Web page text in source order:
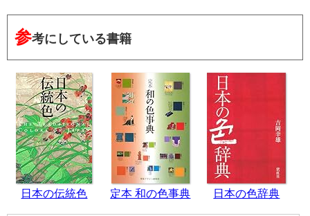
参考にしている書籍
日本の伝統色 定本 和の色事典 日本の色辞典